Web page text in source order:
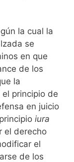
la cual la
se
en que
de los
la
principio de
en juicio
iura
el derecho
el
de los